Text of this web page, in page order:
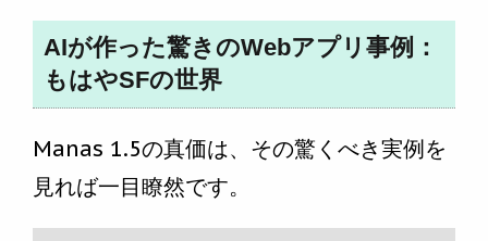
AIが作った驚きのWebアプリ事例：
もはやSFの世界
Manas 1.5の真価は、その驚くべき実例を
見れば一目瞭然です。